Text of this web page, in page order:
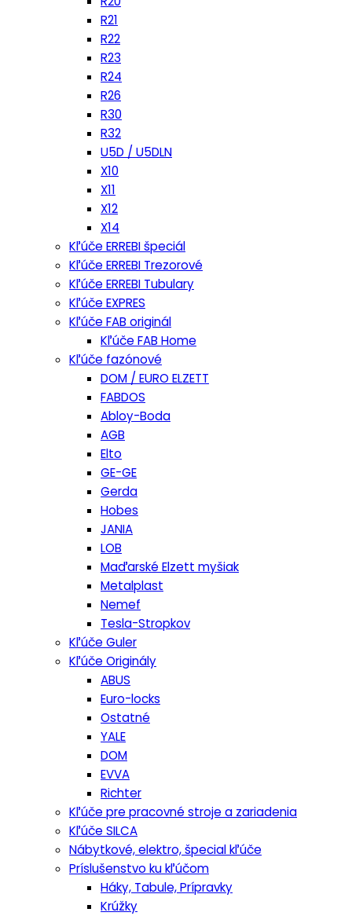
R21
R22
R23
R24
R26
R30
R32
U5D / U5DLN
X10
X11
X12
X14
Kľúče ERREBI špeciál
Kľúče ERREBI Trezorové
Kľúče ERREBI Tubulary
Kľúče EXPRES
Kľúče FAB originál
Kľúče FAB Home
Kľúče fazónové
DOM / EURO ELZETT
FABDOS
Abloy-Boda
AGB
Elto
GE-GE
Gerda
Hobes
JANIA
LOB
Maďarské Elzett myšiak
Metalplast
Nemef
Tesla-Stropkov
Kľúče Guler
Kľúče Originály
ABUS
Euro-locks
Ostatné
YALE
DOM
EVVA
Richter
Kľúče pre pracovné stroje a zariadenia
Kľúče SILCA
Nábytkové, elektro, špecial kľúče
Príslušenstvo ku kľúčom
Háky, Tabule, Prípravky
Krúžky